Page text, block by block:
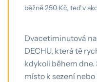
běžně250 Kč, teď v
Dvacetiminutová
DECHU, která tě
kdykoli během
místo k sezení